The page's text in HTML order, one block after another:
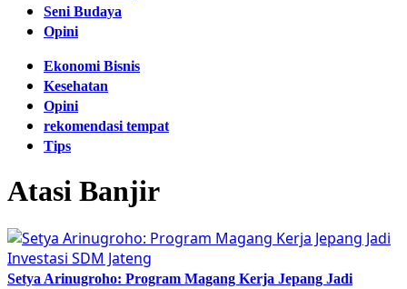
Seni Budaya
Opini
Ekonomi Bisnis
Kesehatan
Opini
rekomendasi tempat
Tips
Atasi Banjir
Setya Arinugroho: Program Magang Kerja Jepang Jadi